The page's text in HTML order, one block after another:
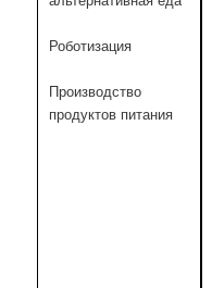
Роботизация
Производство
продуктов питания